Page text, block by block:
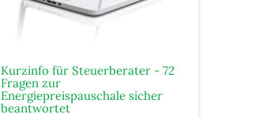
Kurzinfo für Steuerberater - 72
Fragen zur
Energiepreispauschale sicher
beantwortet